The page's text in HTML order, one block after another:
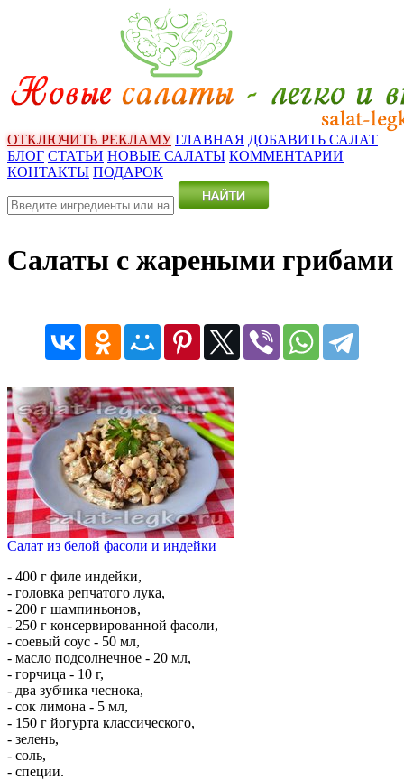
ОТКЛЮЧИТЬ РЕКЛАМУ ГЛАВНАЯ ДОБАВИТЬ САЛАТ
БЛОГ СТАТЬИ НОВЫЕ САЛАТЫ КОММЕНТАРИИ
КОНТАКТЫ ПОДАРОК
Салаты с жареными грибами
Салат из белой фасоли и индейки
- 400 г филе индейки,
- головка репчатого лука,
- 200 г шампиньонов,
- 250 г консервированной фасоли,
- соевый соус - 50 мл,
- масло подсолнечное - 20 мл,
- горчица - 10 г,
- два зубчика чеснока,
- сок лимона - 5 мл,
- 150 г йогурта классического,
- зелень,
- соль,
- специи.